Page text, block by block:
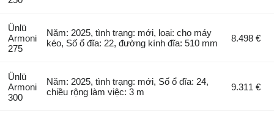
Ünlü
Armoni
275
Năm: 2025, tình trạng: mới, loại: cho máy
kéo, Số ổ đĩa: 22, đường kính đĩa: 510 mm
8.498 €
Ünlü
Armoni
300
Năm: 2025, tình trạng: mới, Số ổ đĩa: 24,
chiều rộng làm việc: 3 m
9.311 €